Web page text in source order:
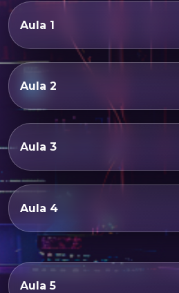
Aula 1
Aula 2
Aula 3
Aula 4
Aula 5